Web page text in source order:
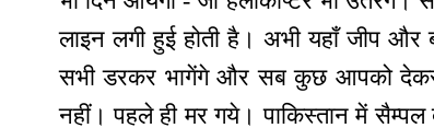
लाइन लगी हुई होती है। अभी यहाँ जीप और
सभी डरकर भागेंगे और सब कुछ आपको
नहीं। पहले ही मर गये। पाकिस्तान में